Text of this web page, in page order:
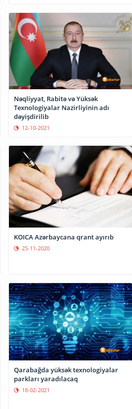
Nəqliyyat, Rabitə və Yüksək
Texnologiyalar Nazirliyinin adı
dəyişdirilib
12-10-2021
KOICA Azərbaycana qrant ayırıb
25-11-2020
Qarabağda yüksək texnologiyalar
parkları yaradılacaq
18-02-2021